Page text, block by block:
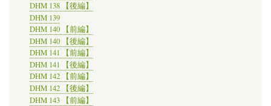
DHM 138 【後編】
DHM 139
DHM 140 【前編】
DHM 140 【後編】
DHM 141 【前編】
DHM 141 【後編】
DHM 142 【前編】
DHM 142 【後編】
DHM 143 【前編】